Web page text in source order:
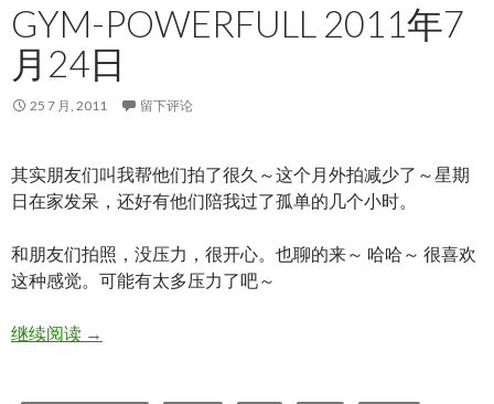
GYM-POWERFULL 2011年7
月24日
25 7 月, 2011 留下评论
其实朋友们叫我帮他们拍了很久～这个月外拍减少了～星期
日在家发呆，还好有他们陪我过了孤单的几个小时。
和朋友们拍照，没压力，很开心。也聊的来～ 哈哈～ 很喜欢
这种感觉。可能有太多压力了吧～
继续阅读GYM-PowerFull 2011年7月24日
→